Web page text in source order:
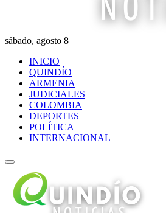
sábado, agosto 8
INICIO
QUINDÍO
ARMENIA
JUDICIALES
COLOMBIA
DEPORTES
POLÍTICA
INTERNACIONAL